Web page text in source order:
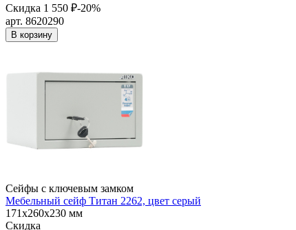
Скидка 1 550 ₽-20%
арт. 8620290
В корзину
Сейфы с ключевым замком
Мебельный сейф Титан 2262, цвет серый
171x260x230 мм
Скидка